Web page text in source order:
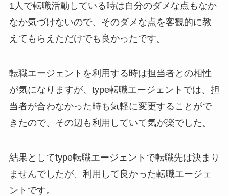
1人で転職活動している時は自分のダメな点もなか
なか気づけないので、そのダメな点を客観的に教
えてもらえただけでも良かったです。
転職エージェントを利用する時は担当者との相性
が気になりますが、type転職エージェントでは、担
当者が合わなかった時も気軽に変更することがで
きたので、その辺も利用していて気が楽でした。
結果としてtype転職エージェントで転職先は決まり
ませんでしたが、利用して良かった転職エージェ
ントです。